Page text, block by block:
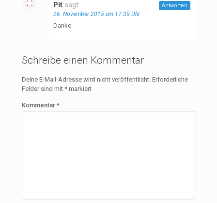
Pit sagt:
26. November 2015 um 17:39 Uhr
Danke
Antworten
Schreibe einen Kommentar
Deine E-Mail-Adresse wird nicht veröffentlicht. Erforderliche
Felder sind mit * markiert
Kommentar *